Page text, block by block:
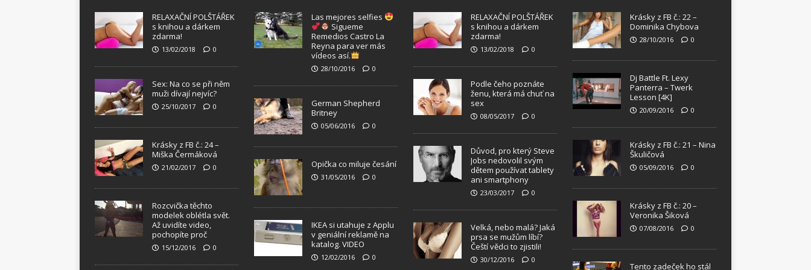
RELAXAČNÍ POLŠTÁŘEK
s knihou a dárkem
zdarma!
13/02/2018 0
Sex: Na co se při něm
muži dívají nejvíc?
25/10/2017 0
Krásky z FB č.: 24 –
Miška Čermáková
21/02/2017 0
Rozcvička těchto
modelek oblétla svět.
Až uvidíte video,
pochopíte proč
15/12/2016 0
Las mejores selfies
Sigueme
Remedios Castro La
Reyna para ver más
vídeos así.
28/10/2016 0
German Shepherd
Britney
05/06/2016 0
Opička co miluje česání
31/05/2016 0
IKEA si utahuje z Applu
v geniální reklamě na
katalog. VIDEO
12/02/2016 0
RELAXAČNÍ POLŠTÁŘEK
s knihou a dárkem
zdarma!
13/02/2018 0
Podle čeho poznáte
ženu, která má chuť na
sex
08/05/2017 0
Důvod, pro který Steve
Jobs nedovolil svým
dětem používat tablety
ani smartphony
23/03/2017 0
Velká, nebo malá? Jaká
prsa se mužům líbí?
Čeští vědci to zjistili!
30/12/2016 0
Krásky z FB č.: 22 –
Dominika Chybova
28/10/2016 0
Dj Battle Ft. Lexy
Panterra – Twerk
Lesson [4K]
20/09/2016 0
Krásky z FB č.: 21 – Nina
Škuličová
05/09/2016 0
Krásky z FB č.: 20 –
Veronika Šiková
07/08/2016 0
Tento zadeček ho stál